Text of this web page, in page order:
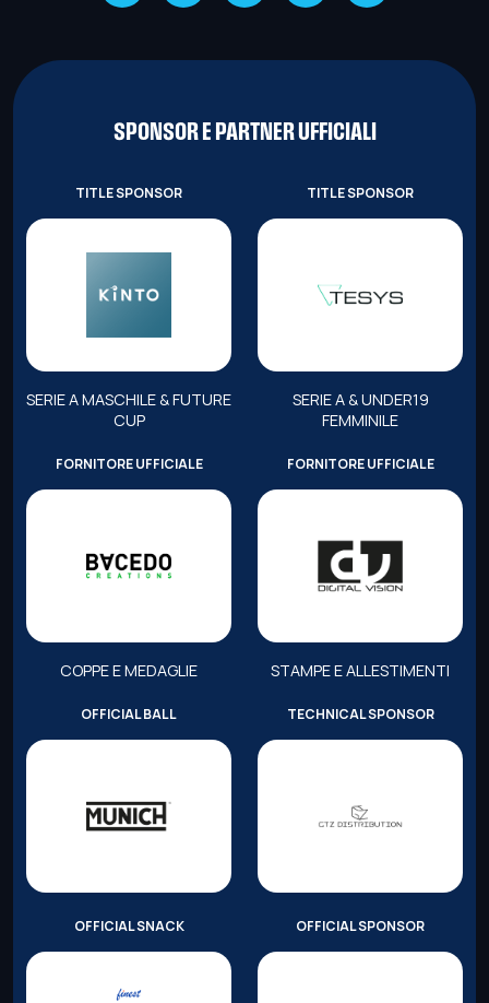
SPONSOR E PARTNER UFFICIALI
TITLE SPONSOR
SERIE A MASCHILE & FUTURE
CUP
TITLE SPONSOR
SERIE A & UNDER19
FEMMINILE
FORNITORE UFFICIALE
COPPE E MEDAGLIE
FORNITORE UFFICIALE
STAMPE E ALLESTIMENTI
OFFICIAL BALL TECHNICAL SPONSOR
OFFICIAL SNACK OFFICIAL SPONSOR